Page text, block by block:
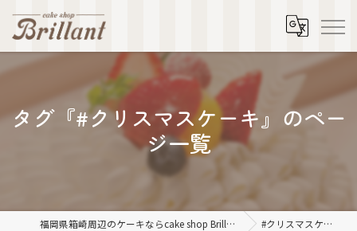
タグ『#クリスマスケーキ』のペー
ジ一覧
福岡県箱崎周辺のケーキならcake shop Brillant #クリスマスケーキ